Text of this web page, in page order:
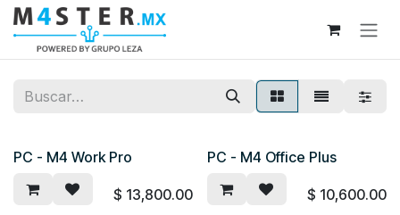
Ir al contenido
PC - M4 Work Pro
$ 13,800.00
PC - M4 Office Plus
$ 10,600.00